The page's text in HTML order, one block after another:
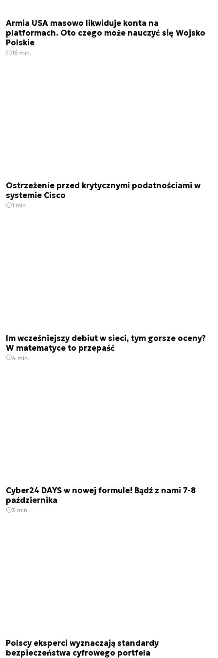
Armia USA masowo likwiduje konta na
platformach. Oto czego może nauczyć się Wojsko
Polskie
16 min.
Ostrzeżenie przed krytycznymi podatnościami w
systemie Cisco
1 min.
Im wcześniejszy debiut w sieci, tym gorsze oceny?
W matematyce to przepaść
4 min.
Cyber24 DAYS w nowej formule! Bądź z nami 7-8
października
3 min.
Polscy eksperci wyznaczają standardy
bezpieczeństwa cyfrowego portfela